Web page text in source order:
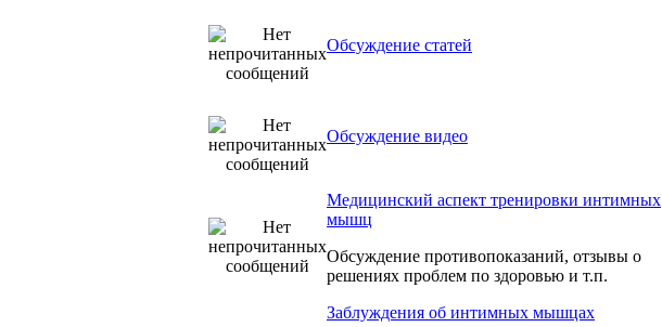
Обсуждение статей
Обсуждение видео
Медицинский аспект тренировки интимных
мышц
Обсуждение противопоказаний, отзывы о
решениях проблем по здоровью и т.п.
Заблуждения об интимных мышцах